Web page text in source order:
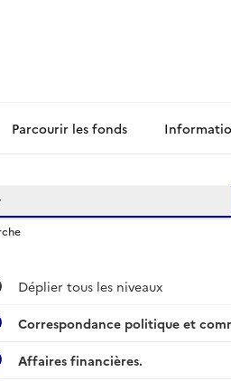
Parcourir les fonds
Déplier tous les niveaux
Correspondance politique et
Affaires financières.